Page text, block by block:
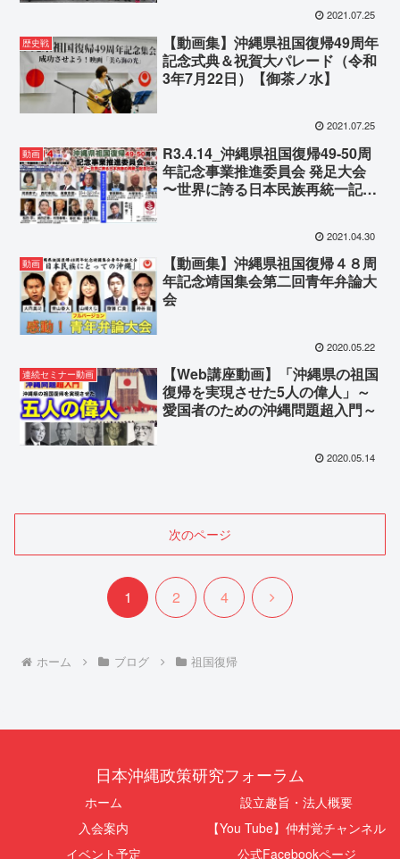
2021.07.25
歴史戦
【動画集】沖縄県祖国復帰49周年
記念式典＆祝賀大パレード（令和
3年7月22日）【御茶ノ水】
2021.07.25
動画
R3.4.14_沖縄県祖国復帰49-50周
年記念事業推進委員会 発足大会
〜世界に誇る日本民族再統一記念
2021.04.30
動画
【動画集】沖縄県祖国復帰４８周
年記念靖国集会第二回青年弁論大
会
2020.05.22
連続セミナー動画
【Web講座動画】「沖縄県の祖国
復帰を実現させた5人の偉人」～
愛国者のための沖縄問題超入門～
2020.05.14
次のページ
1 2 4
次
ホーム ブログ 祖国復帰
日本沖縄政策研究フォーラム
ホーム
設立趣旨・法人概要
入会案内
【You Tube】仲村覚チャンネル
イベント予定
公式Facebookページ